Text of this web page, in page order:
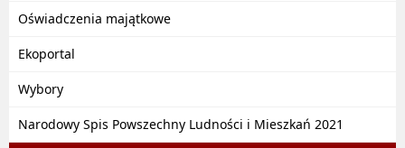
Oświadczenia majątkowe
Ekoportal
Wybory
Narodowy Spis Powszechny Ludności i Mieszkań 2021